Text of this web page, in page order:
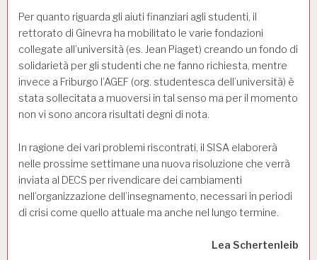
Per quanto riguarda gli aiuti finanziari agli studenti, il
rettorato di Ginevra ha mobilitato le varie fondazioni
collegate all’università (es. Jean Piaget) creando un fondo di
solidarietà per gli studenti che ne fanno richiesta, mentre
invece a Friburgo l’AGEF (org. studentesca dell’università) è
stata sollecitata a muoversi in tal senso ma per il momento
non vi sono ancora risultati degni di nota.
In ragione dei vari problemi riscontrati, il SISA elaborerà
nelle prossime settimane una nuova risoluzione che verrà
inviata al DECS per rivendicare dei cambiamenti
nell’organizzazione dell’insegnamento, necessari in periodi
di crisi come quello attuale ma anche nel lungo termine.
Lea Schertenleib